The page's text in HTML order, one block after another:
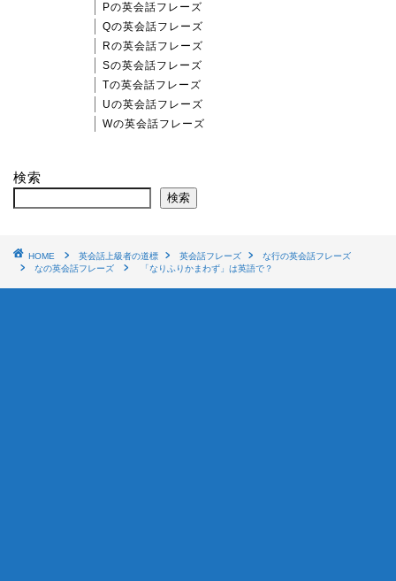
Pの英会話フレーズ
Qの英会話フレーズ
Rの英会話フレーズ
Sの英会話フレーズ
Tの英会話フレーズ
Uの英会話フレーズ
Wの英会話フレーズ
検索
検索
HOME 英会話上級者の道標 英会話フレーズ
な行の英会話フレーズ
なの英会話フレーズ
「なりふりかまわず」は英語で？